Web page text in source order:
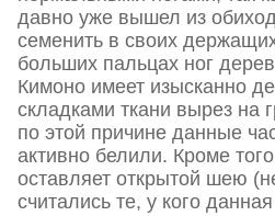
давно уже вышел из
семенить в своих
больших пальцах ног
Кимоно имеет изысканно
складками ткани вырез на
по этой причине данные
активно белили. Кроме
оставляет открытой шею
считались те, у кого